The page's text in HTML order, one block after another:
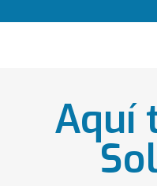
Aquí